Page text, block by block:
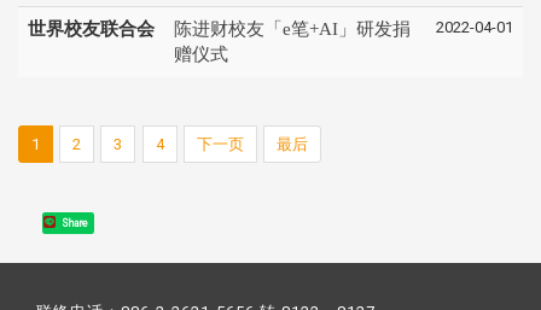
世界校友联合会
陈进财校友「e笔+AI」研发捐
赠仪式
2022-04-01
1 2 3 4 下一页 最后
Share